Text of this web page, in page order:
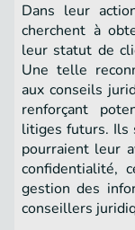
Dans leur
cherchent à
leur statut de
Une telle
aux conseils
renforçant
litiges futurs. Ils
pourraient leur
confidentialité,
gestion des
conseillers